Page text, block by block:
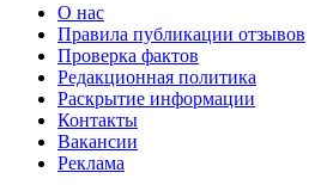
О нас
Правила публикации отзывов
Проверка фактов
Редакционная политика
Раскрытие информации
Контакты
Вакансии
Реклама